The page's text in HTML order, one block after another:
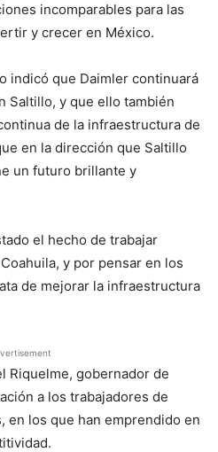
incomparables para las
y crecer en México.
indicó que Daimler continuará
Saltillo, y que ello también
de la infraestructura de
en la dirección que Saltillo
un futuro brillante y
el hecho de trabajar
y por pensar en los
de mejorar la infraestructura
Riquelme, gobernador de
a los trabajadores de
en los que han emprendido en